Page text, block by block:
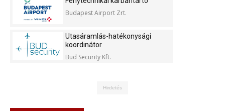
Budapest Airport Zrt.
Utasáramlás-hatékonysági
koordinátor
Bud Security Kft.
Hirdetés